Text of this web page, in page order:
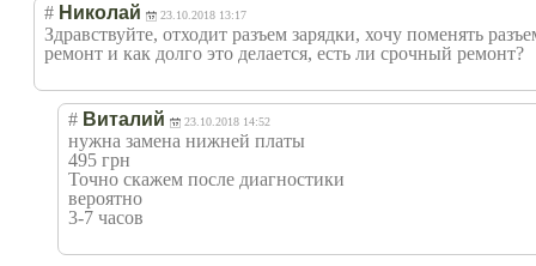
# Николай 23.10.2018 13:17
Здравствуйте, отходит разъем зарядки, хочу поменять
ремонт и как долго это делается, есть ли срочный ремонт?
# Виталий 23.10.2018 14:52
нужна замена нижней платы
495 грн
Точно скажем после диагностики
вероятно
3-7 часов